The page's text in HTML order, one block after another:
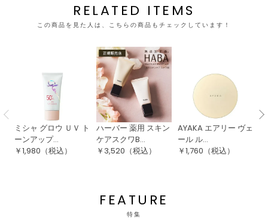
RELATED ITEMS
この商品を見た人は、こちらの商品もチェックしています！
ミシャ グロウ ＵＶ ト
ーンアップ...
￥1,980 （税込）
ハーバー 薬用 スキン
ケアスクワB...
￥ 3,520 （税込）
AYAKA エアリー ヴェ
ール ル...
￥1,760 （税込）
FEATURE
特集